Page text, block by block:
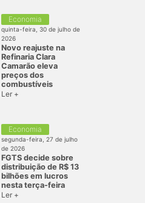
Economia
quinta-feira, 30 de julho de
2026
Novo reajuste na
Refinaria Clara
Camarão eleva
preços dos
combustíveis
Ler +
Economia
segunda-feira, 27 de julho
de 2026
FGTS decide sobre
distribuição de R$ 13
bilhões em lucros
nesta terça-feira
Ler +